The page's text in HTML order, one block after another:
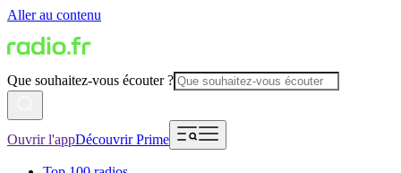
Aller au contenu
Que souhaitez-vous écouter ?
Ouvrir l'appDécouvrir Prime